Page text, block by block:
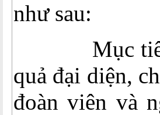
như sau:
Mục tiêu
quả đại diện,
đoàn viên và